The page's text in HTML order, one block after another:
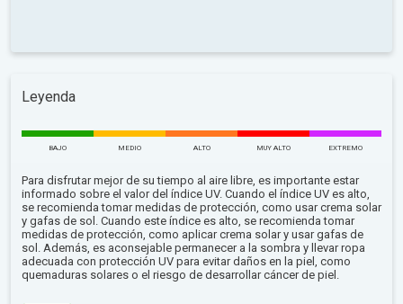
Leyenda
BAJO MEDIO ALTO MUY ALTO EXTREMO
Para disfrutar mejor de su tiempo al aire libre, es importante estar
informado sobre el valor del índice UV. Cuando el índice UV es alto,
se recomienda tomar medidas de protección, como usar crema solar
y gafas de sol. Cuando este índice es alto, se recomienda tomar
medidas de protección, como aplicar crema solar y usar gafas de
sol. Además, es aconsejable permanecer a la sombra y llevar ropa
adecuada con protección UV para evitar daños en la piel, como
quemaduras solares o el riesgo de desarrollar cáncer de piel.